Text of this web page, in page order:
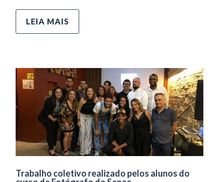
LEIA MAIS
Trabalho coletivo realizado pelos alunos do